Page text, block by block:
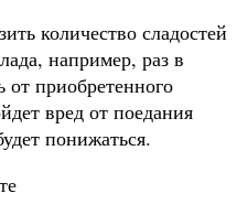
количество сладостей
например, раз в
приобретенного
вред от поедания
понижаться.